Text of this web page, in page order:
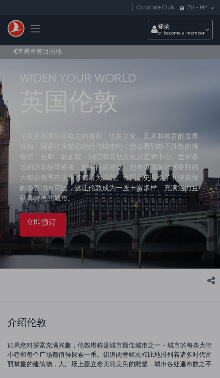
Toggle navigation
Corporate Club ZH - MY
登录
or become a member
查看所有目的地
WIDEN YOUR WORLD
英国伦敦
伦敦是英国和英格兰的首都，也是文化、艺术和教育的世界
领袖。探索这座精彩绝伦的城市时，您会看到数不胜数的博
物馆、画廊、歌剧院、剧院和其他文化及艺术中心。世界各
地的游客纷至沓来，前来伦敦游览，您在英国各地感受到的
大都会氛围在这座首都最为强烈。帝国历史吸引了五湖四海
的游客涌向英国，这让伦敦成为一座丰富多样、充满活力且
别具特色的城市。
立即预订
介绍伦敦
如果您对探索充满兴趣，伦敦堪称是城市最佳城市之一 - 城市的每条大街
小巷和每个广场都值得探索一番。街道两旁鳞次栉比地排列着诸多时代富
丽堂皇的建筑物，大广场上矗立着美轮美奂的雕塑，城市各处遍布数之不